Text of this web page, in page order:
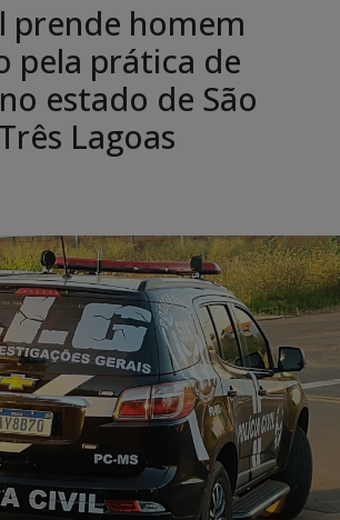
prende homem
pela prática de
estado de São
Lagoas